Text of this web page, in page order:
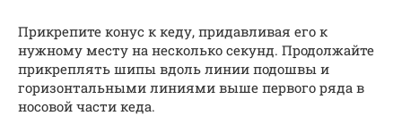
Прикрепите конус к кеду, придавливая его к
нужному месту на несколько секунд. Продолжайте
прикреплять шипы вдоль линии подошвы и
горизонтальными линиями выше первого ряда в
носовой части кеда.